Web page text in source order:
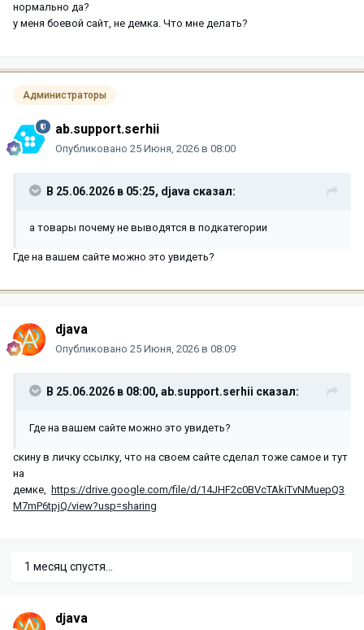
нормально да?
у меня боевой сайт, не демка. Что мне делать?
Администраторы
ab.support.serhii
Опубликовано 25 Июня, 2026 в 08:00
В 25.06.2026 в 05:25, djava сказал:
а товары почему не выводятся в подкатегории
Где на вашем сайте можно это увидеть?
djava
Опубликовано 25 Июня, 2026 в 08:09
В 25.06.2026 в 08:00, ab.support.serhii сказал:
Где на вашем сайте можно это увидеть?
скину в личку ссылку, что на своем сайте сделал тоже самое и тут
на
демке, https://drive.google.com/file/d/14JHF2c0BVcTAkiTvNMuepQ3
M7mP6tpjQ/view?usp=sharing
1 месяц спустя...
djava